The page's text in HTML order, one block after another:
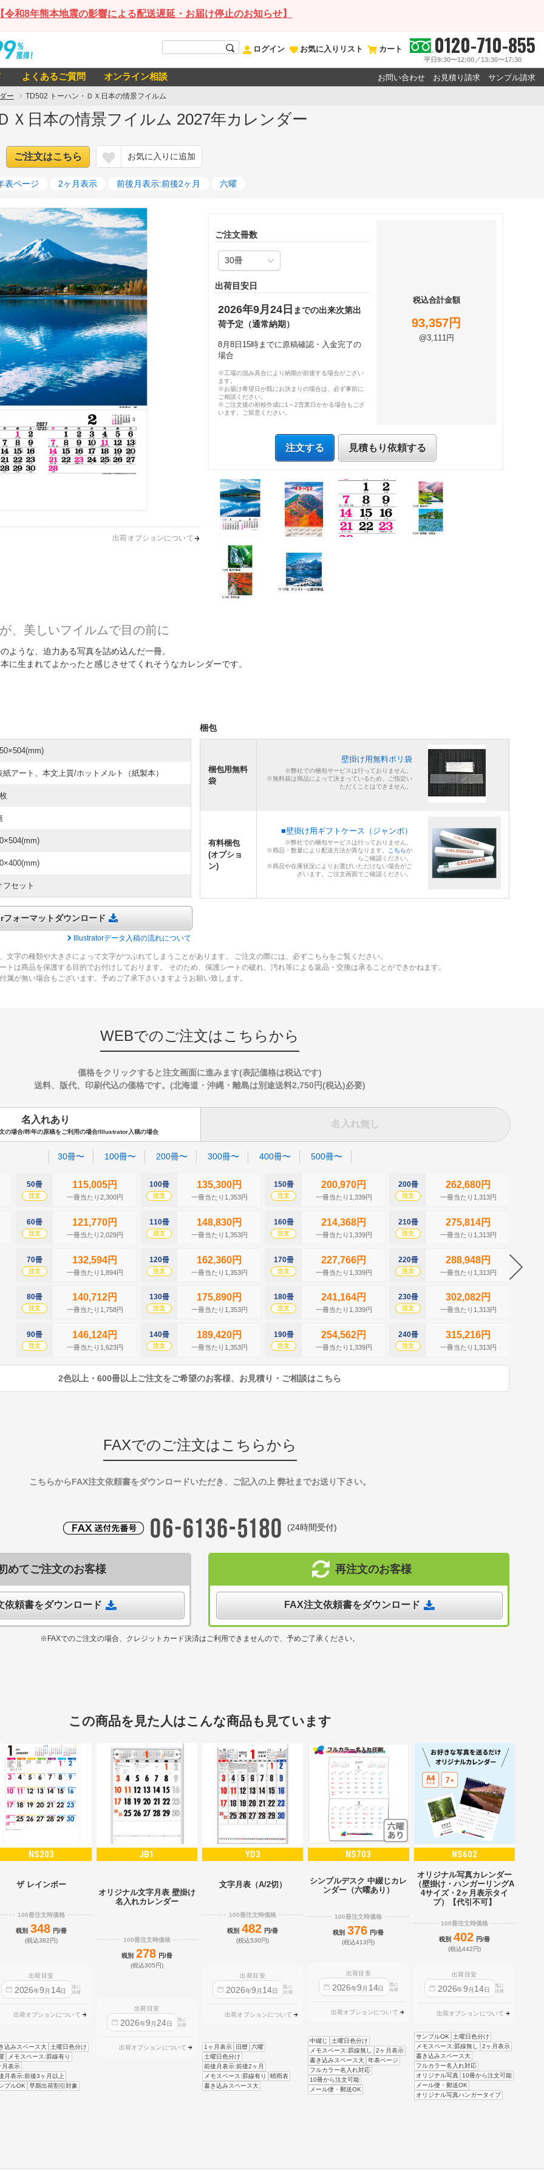
令和8年熊本地震の影響による配送遅延・お届け停止のお知らせ】
ログイン お気に入りリスト カート 0120-710-855
平日9:30〜12:00／13:30〜17:30
よくあるご質問 オンライン相談 お問い合わせ お見積り請求 サンプル請求
ー TD502 トーハン・ＤＸ日本の情景フイルム
Ｘ日本の情景フイルム 2027年カレンダー
ご注文はこちら お気に入りに追加
表ページ 2ヶ月表示 前後月表示:前後2ヶ月 六曜
出荷オプションについて
ご注文冊数
出荷目安日
2026年9月24日 までの出来次第出
荷予定（通常納期）
8月8日15時までに原稿確認・入金完了の
場合
※工場の混み具合により納期が前後する場合がござい
ます。
※お届け希望日が既にお決まりの場合は、必ず事前に
ご相談ください。
※ご注文後の初校作成に1～2営業日かかる場合もござ
います。ご留意ください。
税込合計金額
93,357円
@3,111円
注文する 見積もり依頼する
、美しいフイルムで目の前に
ような、迫力ある写真を詰め込んだ一冊。
に生まれてよかったと感じさせてくれそうなカレンダーです。
紙アート、本文上質/ホットメルト（紙製本）
フセット
ォーマットダウンロード
Illustratorデータ入稿の流れについて
梱包
梱包用無料
袋
壁掛け用無料ポリ袋
※弊社での梱包サービスは行っておりません。
※無料袋は商品によって決まっているため、ご指定い
ただくことはできません。
有料梱包
(オプショ
ン)
■壁掛け用ギフトケース（ジャンボ）
※弊社での梱包サービスは行っておりません。
※商品・数量により配送方法が異なります。
こちらか
らご確認ください。
※商品や在庫状況によりお選びいただけない場合がご
ざいます。ご注文画面でご確認ください。
字の種類や大きさによって文字がつぶれてしまうことがあります。 ご注文の際には、必ずこちらをご覧ください。
は商品を保護する目的でお付けしております。 そのため、保護シートの破れ、汚れ等による返品・交換は承ることができかねます。
属が無い場合もございます。予めご了承下さいますようお願い致します。
WEBでのご注文はこちらから
価格をクリックすると注文画面に進みます(表記価格は税込です)
送料、版代、印刷代込の価格です。(北海道・沖縄・離島は別途送料2,750円(税込)必要)
名入れあり
の場合/昨年の原稿をご利用の場合/Illustrator入稿の場合
名入れ無し
30冊〜 100冊〜 200冊〜 300冊〜 400冊〜 500冊〜
50冊
注文
115,005円
一冊当たり2,300円
60冊
注文
121,770円
一冊当たり2,029円
70冊
注文
132,594円
一冊当たり1,894円
80冊
注文
140,712円
一冊当たり1,758円
90冊
注文
146,124円
一冊当たり1,623円
100冊
注文
135,300円
一冊当たり1,353円
110冊
注文
148,830円
一冊当たり1,353円
120冊
注文
162,360円
一冊当たり1,353円
130冊
注文
175,890円
一冊当たり1,353円
140冊
注文
189,420円
一冊当たり1,353円
150冊
注文
200,970円
一冊当たり1,339円
160冊
注文
214,368円
一冊当たり1,339円
170冊
注文
227,766円
一冊当たり1,339円
180冊
注文
241,164円
一冊当たり1,339円
190冊
注文
254,562円
一冊当たり1,339円
200冊
注文
262,680円
一冊当たり1,313円
210冊
注文
275,814円
一冊当たり1,313円
220冊
注文
288,948円
一冊当たり1,313円
230冊
注文
302,082円
一冊当たり1,313円
240冊
注文
315,216円
一冊当たり1,313円
2色以上・600冊以上ご注文をご希望のお客様、お見積り・ご相談はこちら
FAXでのご注文はこちらから
こちらからFAX注文依頼書をダウンロードいただき、ご記入の上 弊社までお送り下さい。
(24時間受付)
めてご注文のお客様
依頼書をダウンロード
再注文のお客様
FAX注文依頼書をダウンロード
※FAXでのご注文の場合、クレジットカード決済はご利用できませんので、予めご了承ください。
この商品を見た人はこんな商品も見ています
NS203
ザ レインボー
100冊注文時価格
税別 348 円/冊
(税込382円)
出荷目安
2026年9 月 14日
迄に
出荷
出荷オプションについて
込みスペース大
土曜日色分け
メモスペース:罫線有り
月表示
月表示:前後3ヶ月以上
プルOK
早期出荷割引対象
JB1
オリジナル文字月表 壁掛け
名入れカレンダー
100冊注文時価格
税別 278 円/冊
(税込305円)
出荷目安
2026年9 月 24日
迄に
出荷
出荷オプションについて
YD3
文字月表（A/2切）
100冊注文時価格
税別 482 円/冊
(税込530円)
出荷目安
2026年9 月 14日
迄に
出荷
出荷オプションについて
1ヶ月表示 旧暦 六曜
土曜日色分け
前後月表示:前後2ヶ月
メモスペース:罫線有り
晴雨表
書き込みスペース大
NS703
シンプルデスク 中綴じカレ
ンダー（六曜あり）
100冊注文時価格
税別 376 円/冊
(税込413円)
出荷目安
2026年9 月 14日
迄に
出荷
出荷オプションについて
中綴じ
土曜日色分け
メモスペース:罫線無し
2ヶ月表示
書き込みスペース大 年表ページ
フルカラー名入れ対応
10冊から注文可能
メール便・郵送OK
NS602
オリジナル写真カレンダー
（壁掛け・ハンガーリングA
4サイズ・2ヶ月表示タイ
プ）【代引不可】
100冊注文時価格
税別 402 円/冊
(税込442円)
出荷目安
2026年9 月 14日
迄に
出荷
出荷オプションについて
サンプルOK 土曜日色分け
メモスペース:罫線無し
2ヶ月表示
書き込みスペース大
フルカラー名入れ対応
オリジナル写真 10冊から注文可能
メール便・郵送OK
オリジナル写真ハンガータイプ